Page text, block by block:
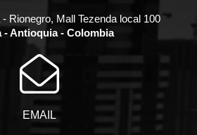
Rionegro, Mall Tezenda local 100
- Antioquia - Colombia
EMAIL